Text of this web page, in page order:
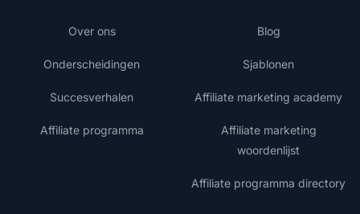
Over ons
Onderscheidingen
Succesverhalen
Affiliate programma
Blog
Sjablonen
Affiliate marketing academy
Affiliate marketing
woordenlijst
Affiliate programma directory